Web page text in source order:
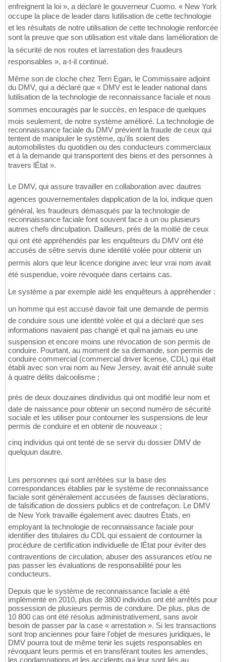
enfreignent la loi », a déclaré le gouverneur Cuomo. « New York
occupe la place de leader dans lutilisation de cette technologie
et les résultats de notre utilisation de cette technologie renforcée
sont la preuve que son utilisation est vitale dans lamélioration de
la sécurité de nos routes et larrestation des fraudeurs
responsables », a-t-il continué.
Même son de cloche chez Terri Egan, le Commissaire adjoint
du DMV, qui a déclaré que « DMV est le leader national dans
lutilisation de la technologie de reconnaissance faciale et nous
sommes encouragés par le succès, en lespace de quelques
mois seulement, de notre système amélioré. La technologie de
reconnaissance faciale du DMV prévient la fraude de ceux qui
tentent de manipuler le système, qu'ils soient des
automobilistes du quotidien ou des conducteurs commerciaux
et à la demande qui transportent des biens et des personnes à
travers lÉtat ».
Le DMV, qui assure travailler en collaboration avec dautres
agences gouvernementales dapplication de la loi, indique quen
général, les fraudeurs démasqués par la technologie de
reconnaissance faciale font souvent face à un ou plusieurs
autres chefs dinculpation. Dailleurs, près de la moitié de ceux
qui ont été appréhendés par les enquêteurs du DMV ont été
accusés de sêtre servis dune identité volée pour obtenir un
permis alors que leur licence dorigine avec leur vrai nom avait
été suspendue, voire révoquée dans certains cas.
Le système a par exemple aidé les enquêteurs à appréhender :
un homme qui est accusé davoir fait une demande de permis
de conduire sous une identité volée et qui a déclaré que ses
informations navaient pas changé et quil na jamais eu une
suspension et encore moins une révocation de son permis de
conduire. Pourtant, au moment de sa demande, son permis de
conduire commercial (commercial driver license, CDL) qui était
établi avec son vrai nom au New Jersey, avait été annulé suite
à quatre délits dalcoolisme ;
près de deux douzaines dindividus qui ont modifié leur nom et
date de naissance pour obtenir un second numéro de sécurité
sociale et les utiliser pour contourner les suspensions de leur
permis de conduire et en obtenir de nouveaux ;
cinq individus qui ont tenté de se servir du dossier DMV de
quelquun dautre.
Les personnes qui sont arrêtées sur la base des
correspondances établies par le système de reconnaissance
faciale sont généralement accusées de fausses déclarations,
de falsification de dossiers publics et de contrefaçon. Le DMV
de New York travaille également avec dautres États, en
employant la technologie de reconnaissance faciale pour
identifier des titulaires du CDL qui essaient de contourner la
procédure de certification individuelle de lÉtat pour éviter des
contraventions de circulation, abuser des assurances et/ou ne
pas passer les évaluations de responsabilité pour les
conducteurs.
Depuis que le système de reconnaissance faciale a été
implémenté en 2010, plus de 3800 individus ont été arrêtés pour
possession de plusieurs permis de conduire. De plus, plus de
10 800 cas ont été résolus administrativement, sans avoir
besoin de passer par la case « arrestation ». Si les transactions
sont trop anciennes pour faire l'objet de mesures juridiques, le
DMV pourra tout de même tenir les sujets responsables en
révoquant leurs permis et en transférant toutes les amendes,
les condamnations et les accidents qui leur sont liés au